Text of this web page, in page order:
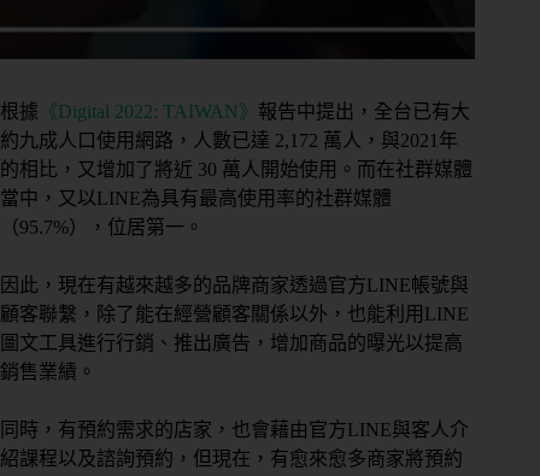
根據 《Digital 2022: TAIWAN》 報告中提出，全台已有大
約九成人口使用網路，人數已達 2,172 萬人，與2021年
的相比，又增加了將近 30 萬人開始使用。而在社群媒體
當中，又以LINE為具有最高使用率的社群媒體
（95.7%），位居第一。
因此，現在有越來越多的品牌商家透過官方LINE帳號與
顧客聯繫，除了能在經營顧客關係以外，也能利用LINE
圖文工具進行行銷、推出廣告，增加商品的曝光以提高
銷售業績。
同時，有預約需求的店家，也會藉由官方LINE與客人介
紹課程以及諮詢預約，但現在，有愈來愈多商家將預約